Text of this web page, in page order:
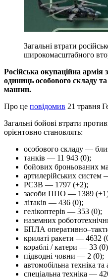
Загальні втрати
широкомасштабного
Російська окупаційна
одиниць особового складу
машин.
Про це повідомив 21 травня
Загальні бойові втрати
орієнтовно становлять:
особового складу —
танків — 11 943 (0);
бойових броньованих
артилерійських систем
РСЗВ — 1797 (+2);
засоби ППО — 1389
літаків — 436 (0);
гелікоптерів — 353 (0);
наземних
БПЛА
крилаті ракети — 4632
кораблі / катери — 33
підводні човни — 2 (0);
автомобільна техніка
спеціальна техніка —